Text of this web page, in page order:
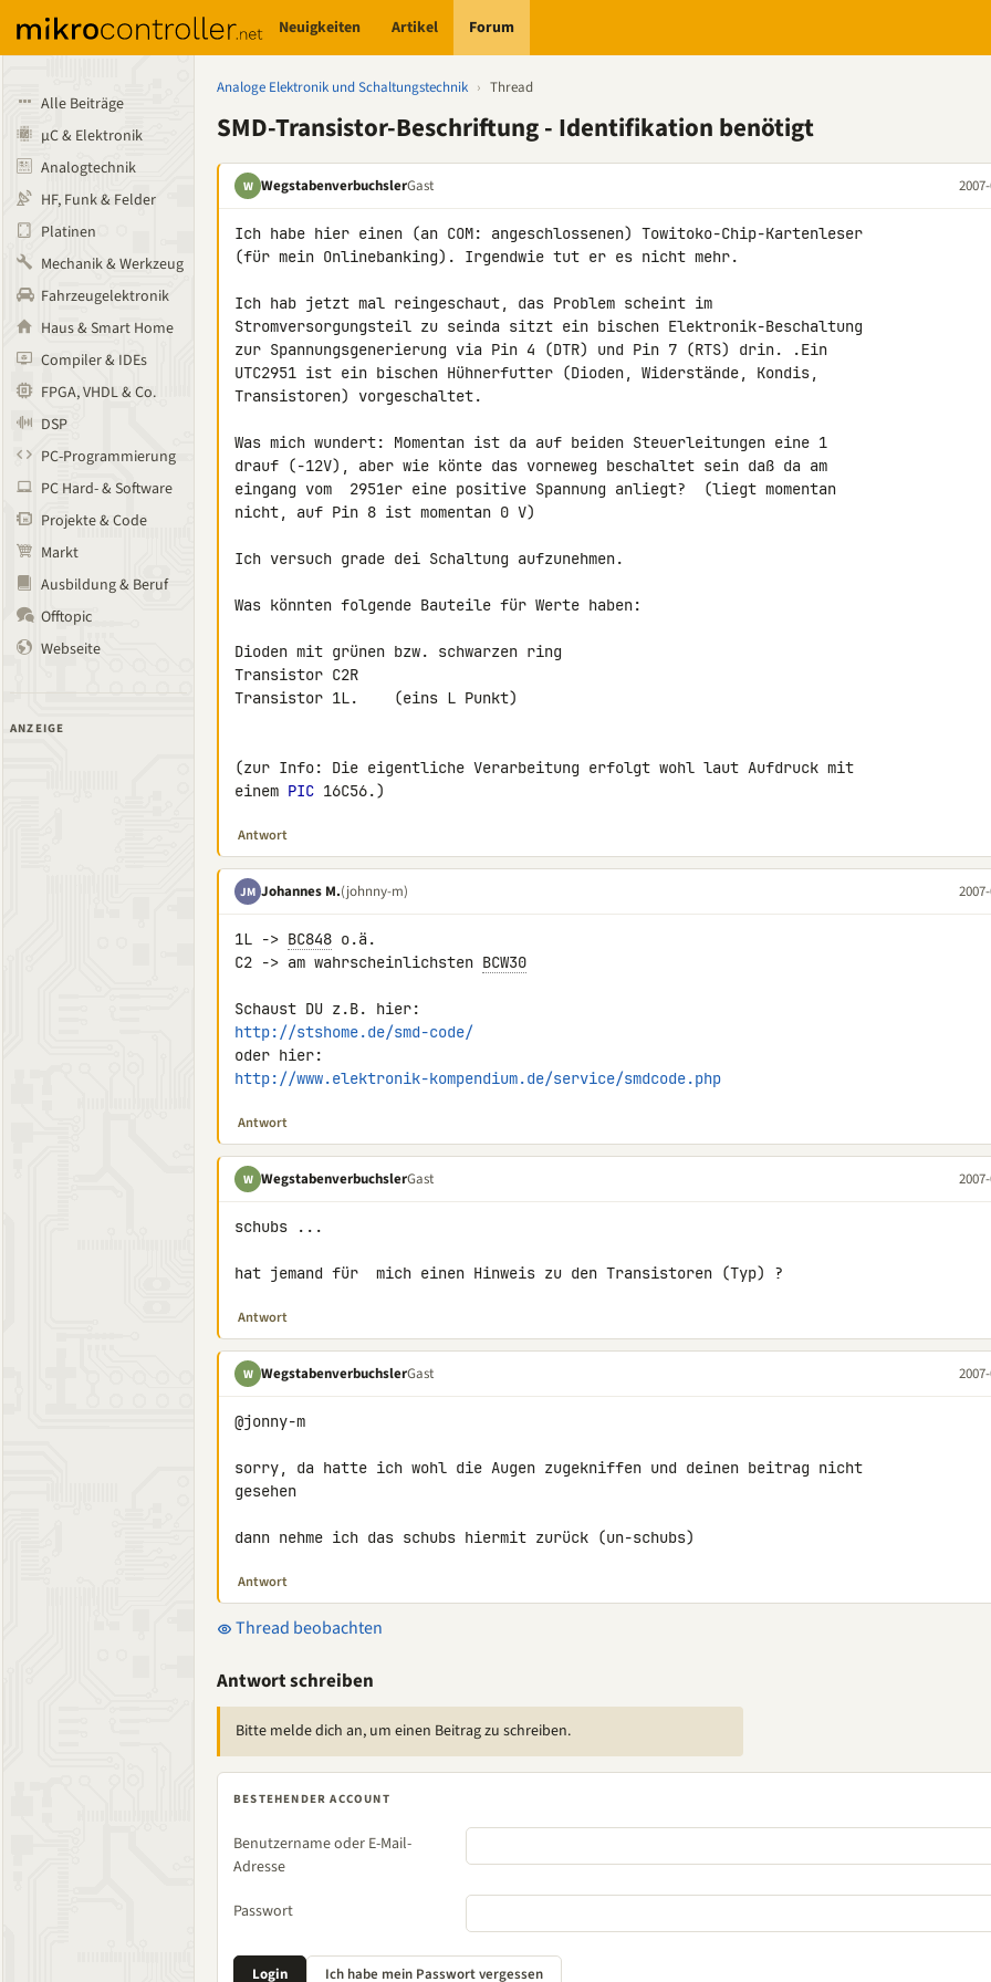
Neuigkeiten Artikel Forum
Alle Beiträge
µC & Elektronik
Analogtechnik
HF, Funk & Felder
Platinen
Mechanik & Werkzeug
Fahrzeugelektronik
Haus & Smart Home
Compiler & IDEs
FPGA, VHDL & Co.
DSP
PC-Programmierung
PC Hard- & Software
Projekte & Code
Markt
Ausbildung & Beruf
Offtopic
Webseite
ANZEIGE
Analoge Elektronik und Schaltungstechnik › Thread
SMD-Transistor-Beschriftung - Identifikation benötigt
W WegstabenverbuchslerGast
Ich habe hier einen (an COM: angeschlossenen) Towitoko-Chip-Kartenleser
(für mein Onlinebanking). Irgendwie tut er es nicht mehr.
Ich hab jetzt mal reingeschaut, das Problem scheint im
Stromversorgungsteil zu seinda sitzt ein bischen Elektronik-Beschaltung
zur Spannungsgenerierung via Pin 4 (DTR) und Pin 7 (RTS) drin. .Ein
UTC2951 ist ein bischen Hühnerfutter (Dioden, Widerstände, Kondis,
Transistoren) vorgeschaltet.
Was mich wundert: Momentan ist da auf beiden Steuerleitungen eine 1
drauf (-12V), aber wie könte das vorneweg beschaltet sein daß da am
eingang vom  2951er eine positive Spannung anliegt?  (liegt momentan
nicht, auf Pin 8 ist momentan 0 V)
Ich versuch grade dei Schaltung aufzunehmen.
Was könnten folgende Bauteile für Werte haben:
Dioden mit grünen bzw. schwarzen ring
Transistor C2R
Transistor 1L.    (eins L Punkt)
(zur Info: Die eigentliche Verarbeitung erfolgt wohl laut Aufdruck mit
einem PIC 16C56.)
Antwort
JM Johannes M.(johnny-m)
1L -> BC848 o.ä.
C2 -> am wahrscheinlichsten BCW30
http://stshome.de/smd-code/
http://www.elektronik-kompendium.de/service/smdcode.php
Antwort
W WegstabenverbuchslerGast
schubs ...
hat jemand für  mich einen Hinweis zu den Transistoren (Typ) ?
Antwort
W WegstabenverbuchslerGast
@jonny-m
sorry, da hatte ich wohl die Augen zugekniffen und deinen beitrag nicht
gesehen
dann nehme ich das schubs hiermit zurück (un-schubs)
Antwort
Thread beobachten
Antwort schreiben
Bitte melde dich an, um einen Beitrag zu schreiben.
BESTEHENDER ACCOUNT
Benutzername oder E-Mail-
Adresse
Passwort